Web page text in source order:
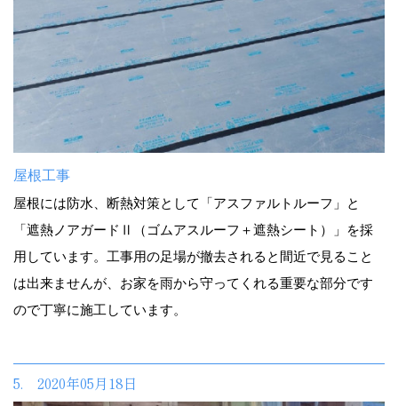
屋根工事
屋根には防水、断熱対策として「アスファルトルーフ」と
「遮熱ノアガードⅡ（ゴムアスルーフ＋遮熱シート）」を採
用しています。工事用の足場が撤去されると間近で見ること
は出来ませんが、お家を雨から守ってくれる重要な部分です
ので丁寧に施工しています。
5. 2020年05月18日